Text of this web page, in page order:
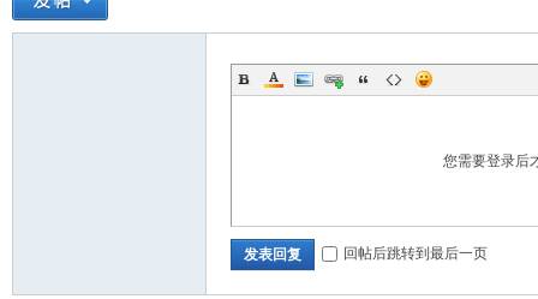
您需要登录后
发表回复 回帖后跳转到最后一页